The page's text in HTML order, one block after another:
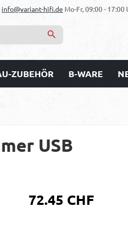
info@variant-hifi.de Mo-Fr, 09:00 - 17:00
ZUBEHÖR B-WARE
USB
Regulärer Preis:
72.45 CHF